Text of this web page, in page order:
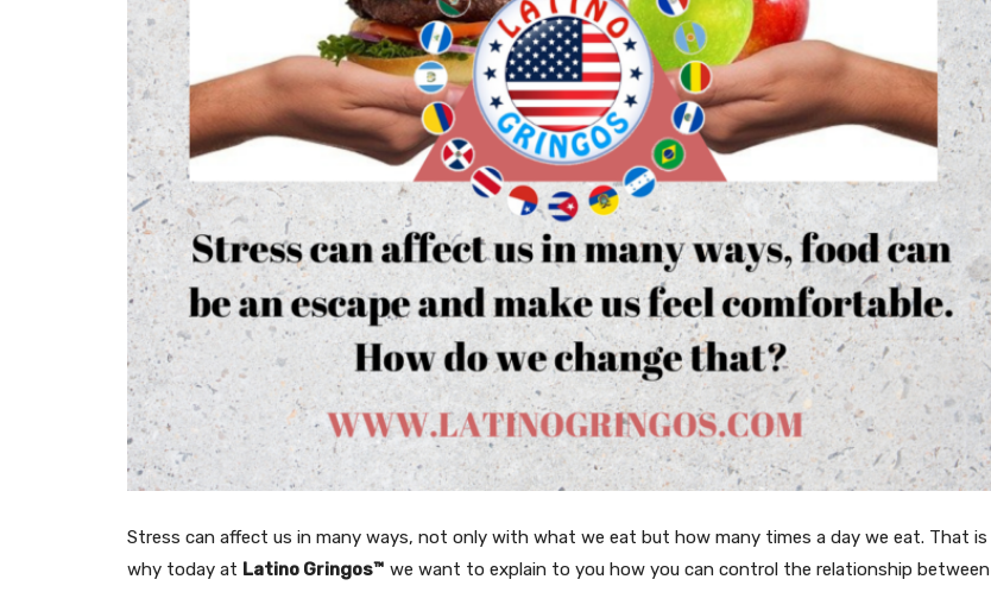
Stress can affect us in many ways, not only with what we eat but how many times a day we eat. That is
why today at Latino Gringos™ we want to explain to you how you can control the relationship between